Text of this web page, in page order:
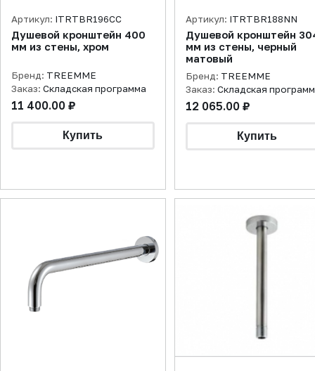
Артикул: ITRTBR196CC
Душевой кронштейн 400
мм из стены, хром
Бренд: TREEMME
Заказ: Складская программа
11 400.00 ₽
Артикул: ITRTBR188NN
Душевой кронштейн
мм из стены, черный
матовый
Бренд: TREEMME
Заказ: Складская
12 065.00 ₽